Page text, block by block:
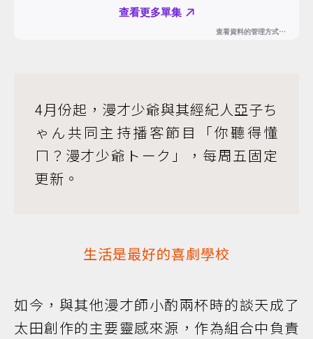
4月份起，漫才少爺與其經紀人亞子ち
ゃん共同主持播客節目「你聽得懂
ㄇ？漫才少爺トーク」，每周五固定
更新。
生活是最好的喜劇學校
如今，與其他漫才師小酌兩杯時的談天成了
太田創作的主要靈感來源，作為組合中負責